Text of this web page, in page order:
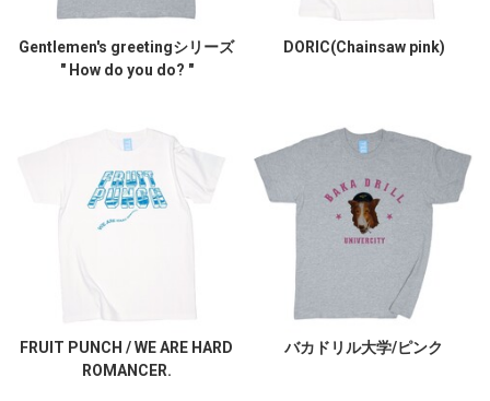
Gentlemen's greetingシリーズ
" How do you do? "
DORIC(Chainsaw pink)
FRUIT PUNCH / WE ARE HARD
ROMANCER.
バカドリル大学/ピンク